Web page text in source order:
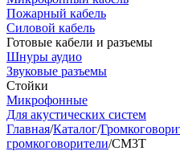
Пожарный кабель
Силовой кабель
Готовые кабели и разъемы
Шнуры аудио
Звуковые разъемы
Стойки
Микрофонные
Для акустических систем
Главная/Каталог/
громкоговорители/CM3T